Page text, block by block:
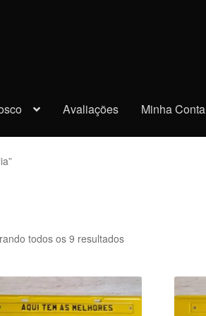
Avaliações Minha Conta
todos os 9 resultados